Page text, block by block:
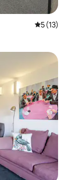
5 de uma
5 (13)